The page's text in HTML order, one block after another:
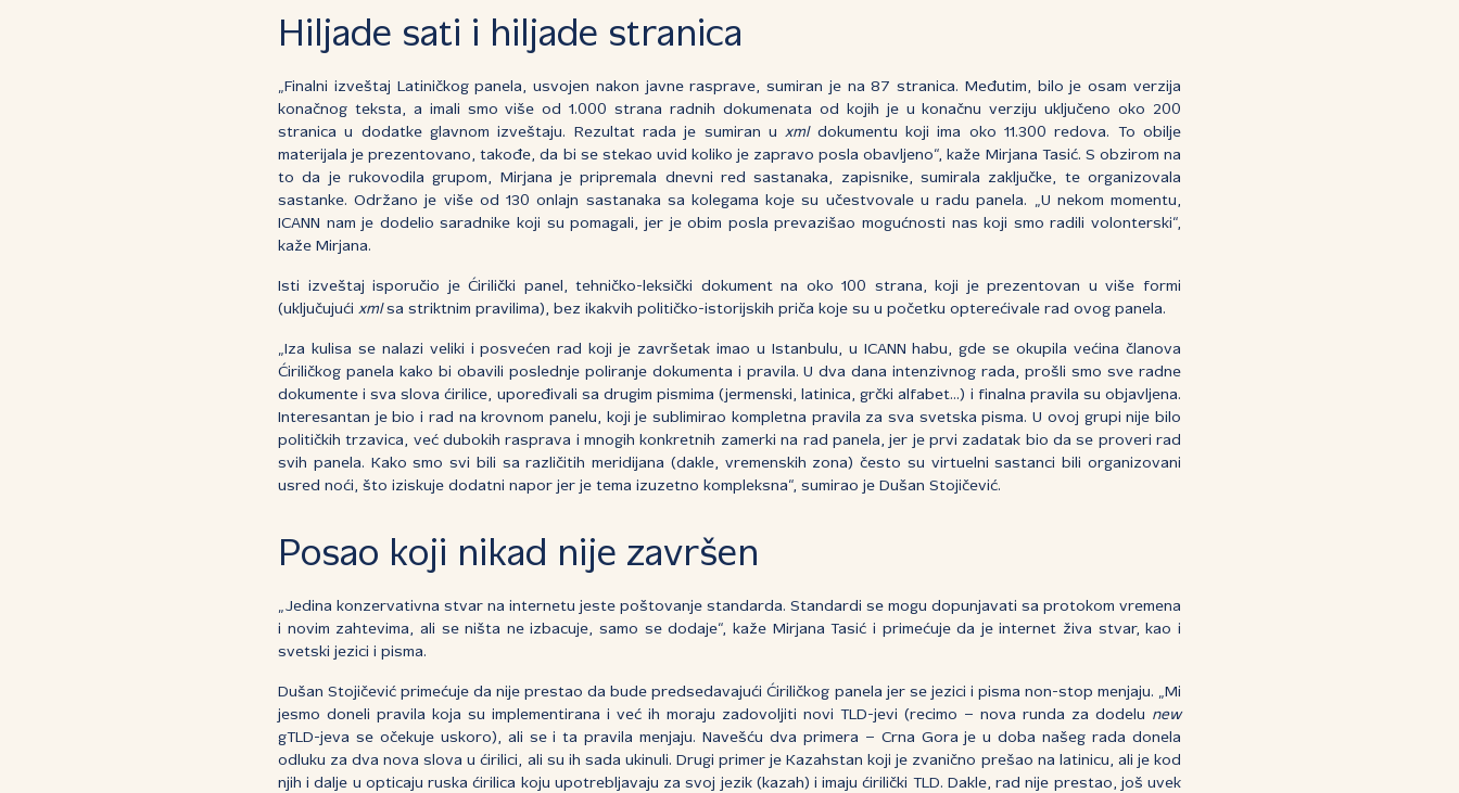
Hiljade sati i hiljade stranica
„Finalni izveštaj Latiničkog panela, usvojen nakon javne rasprave, sumiran je na 87 stranica. Međutim, bilo je osam verzija
konačnog teksta, a imali smo više od 1.000 strana radnih dokumenata od kojih je u konačnu verziju uključeno oko 200
stranica u dodatke glavnom izveštaju. Rezultat rada je sumiran uxmldokumentu koji ima oko 11.300 redova. To obilje
materijala je prezentovano, takođe, da bi se stekao uvid koliko je zapravo posla obavljeno“, kaže Mirjana Tasić. S obzirom na
to da je rukovodila grupom, Mirjana je pripremala dnevni red sastanaka, zapisnike, sumirala zaključke, te organizovala
sastanke. Održano je više od 130 onlajn sastanaka sa kolegama koje su učestvovale u radu panela. „U nekom momentu,
ICANN nam je dodelio saradnike koji su pomagali, jer je obim posla prevazišao mogućnosti nas koji smo radili volonterski“,
kaže Mirjana.
Isti izveštaj isporučio je Ćirilički panel, tehničko-leksički dokument na oko 100 strana, koji je prezentovan u više formi
(uključujući xmlsa striktnim pravilima), bez ikakvih političko-istorijskih priča koje su u početku opterećivale rad ovog panela.
„Iza kulisa se nalazi veliki i posvećen rad koji je završetak imao u Istanbulu, u ICANN habu, gde se okupila većina članova
Ćiriličkog panela kako bi obavili poslednje poliranje dokumenta i pravila. U dva dana intenzivnog rada, prošli smo sve radne
dokumente i sva slova ćirilice, upoređivali sa drugim pismima (jermenski, latinica, grčki alfabet...) i finalna pravila su objavljena.
Interesantan je bio i rad na krovnom panelu, koji je sublimirao kompletna pravila za sva svetska pisma. U ovoj grupi nije bilo
političkih trzavica, već dubokih rasprava i mnogih konkretnih zamerki na rad panela, jer je prvi zadatak bio da se proveri rad
svih panela. Kako smo svi bili sa različitih meridijana (dakle, vremenskih zona) često su virtuelni sastanci bili organizovani
usred noći, što iziskuje dodatni napor jer je tema izuzetno kompleksna“, sumirao je Dušan Stojičević.
Posao koji nikad nije završen
„Jedina konzervativna stvar na internetu jeste poštovanje standarda. Standardi se mogu dopunjavati sa protokom vremena
i novim zahtevima, ali se ništa ne izbacuje, samo se dodaje“, kaže Mirjana Tasić i primećuje da je internet živa stvar, kao i
svetski jezici i pisma.
Dušan Stojičević primećuje da nije prestao da bude predsedavajući Ćiriličkog panela jer se jezici i pisma non-stop menjaju. „Mi
jesmo doneli pravila koja su implementirana i već ih moraju zadovoljiti novi TLD-jevi (recimo – nova runda za dodelu new
gTLD-jeva se očekuje uskoro), ali se i ta pravila menjaju. Navešću dva primera – Crna Gora je u doba našeg rada donela
odluku za dva nova slova u ćirilici, ali su ih sada ukinuli. Drugi primer je Kazahstan koji je zvanično prešao na latinicu, ali je kod
njih i dalje u opticaju ruska ćirilica koju upotrebljavaju za svoj jezik (kazah) i imaju ćirilički TLD. Dakle, rad nije prestao, još uvek